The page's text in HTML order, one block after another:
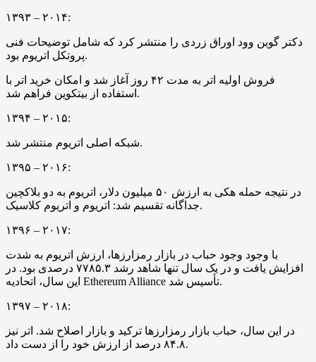
۱۳۹۳ – ۲۰۱۴:
دکتر گوین وود اوراق زردی را منتشر کرد که شامل توضیحات فنی
پروتکل اتریوم بود.
فروش اولیه اتر به مدت ۴۲ روز آغاز شد و امکان خرید اتر با
استفاده از بیتکوین فراهم شد.
۱۳۹۴ – ۲۰۱۵:
شبکه اصلی اتریوم منتشر شد.
۱۳۹۵ – ۲۰۱۶:
در نتیجه حمله هکی به ارزش ۵۰ میلیون دلار، اتریوم به دو بلاکچین
جداگانه تقسیم شد: اتریوم و اتریوم کلاسیک.
۱۳۹۶ – ۲۰۱۷:
با وجود وجود حباب در بازار رمزارزها، ارزش اتریوم به شدت
افزایش یافت و در یک سال تنها شاهد رشد ۷۷۸۵.۳ درصدی بود. در
این سال، اتحادیه Ethereum Alliance تأسیس شد.
۱۳۹۷ – ۲۰۱۸:
در این سال، حباب بازار رمزارزها ترکید و بازار اصلاح شد. اتر نیز
۸۴.۸ درصد از ارزش خود را از دست داد.